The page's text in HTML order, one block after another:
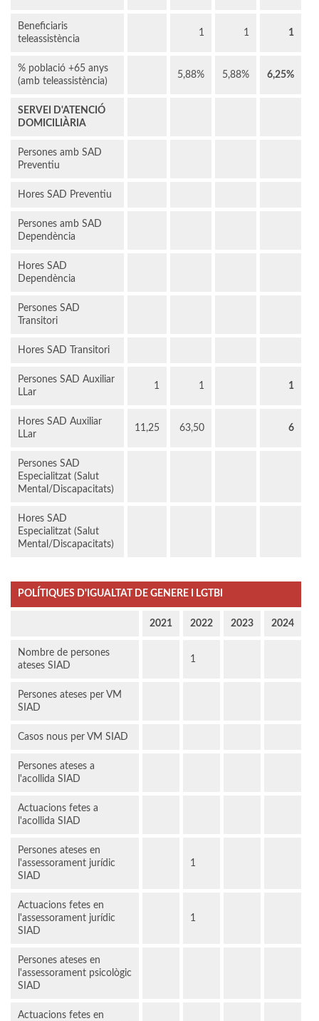
Beneficiaris
teleassistència
1 1 1
% població +65 anys
(amb teleassistència)
5,88% 5,88% 6,25%
SERVEI D'ATENCIÓ
DOMICILIÀRIA
Persones amb SAD
Preventiu
Hores SAD Preventiu
Persones amb SAD
Dependència
Hores SAD
Dependència
Persones SAD
Transitori
Hores SAD Transitori
Persones SAD Auxiliar
LLar
1 1 1
Hores SAD Auxiliar
LLar
11,25 63,50 6
Persones SAD
Especialitzat (Salut
Mental/Discapacitats)
Hores SAD
Especialitzat (Salut
Mental/Discapacitats)
POLÍTIQUES D'IGUALTAT DE GENERE I LGTBI
2021 2022 2023 2024
Nombre de persones
ateses SIAD
1
Persones ateses per VM
SIAD
Casos nous per VM SIAD
Persones ateses a
l'acollida SIAD
Actuacions fetes a
l'acollida SIAD
Persones ateses en
l'assessorament jurídic
SIAD
1
Actuacions fetes en
l'assessorament jurídic
SIAD
1
Persones ateses en
l'assessorament psicològic
SIAD
Actuacions fetes en